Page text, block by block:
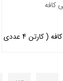
بسته متنوع ترکیبی – مولتی کافه ( کارتن 4 عددی